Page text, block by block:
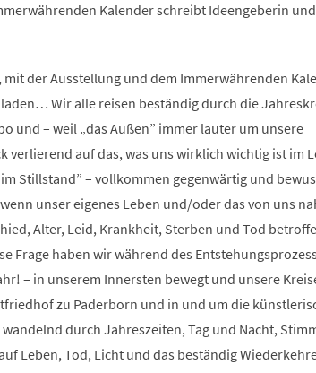
Kalender schreibt Ideengeberin
mit der Ausstellung und dem Immerwährenden
Wir alle reisen beständig durch die
und – weil „das Außen” immer lauter um unsere
verlierend auf das, was uns wirklich wichtig ist im
Stillstand” – vollkommen gegenwärtig und
unser eigenes Leben und/oder das von uns
Alter, Leid, Krankheit, Sterben und Tod
Frage haben wir während des
– in unserem Innersten bewegt und unsere
zu Paderborn und in und um die
durch Jahreszeiten, Tag und Nacht,
Leben, Tod, Licht und das beständig